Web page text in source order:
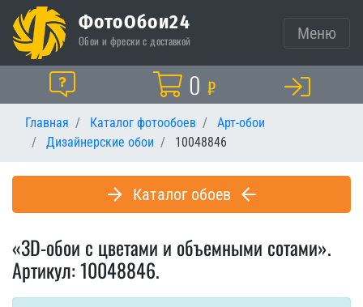
ФотоОбои24
Обои и фрески с доставкой Меню
Помощь Корзина
0 ₽
Главная Каталог фотообоев
Арт-обои
Дизайнерские обои
10048846
Каталог обоев
«3D-обои с цветами и объемными сотами».
Артикул: 10048846.